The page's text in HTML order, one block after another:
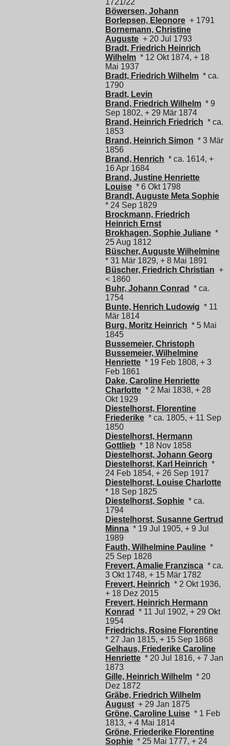
Böwersen, Johann
Borlepsen, Eleonore + 1791
Bornemann, Christine
Auguste + 20 Jul 1793
Bradt, Friedrich Heinrich
Wilhelm * 12 Okt 1874, + 18
Mai 1937
Bradt, Friedrich Wilhelm * ca.
1790
Bradt, Levin
Brand, Friedrich Wilhelm * 9
Sep 1802, + 29 Mär 1874
Brand, Heinrich Friedrich * ca.
1853
Brand, Heinrich Simon * 3 Mär
1856
Brand, Henrich * ca. 1614, +
16 Apr 1684
Brand, Justine Henriette
Louise * 6 Okt 1798
Brandt, Auguste Meta Sophie
* 24 Sep 1829
Brockmann, Friedrich
Heinrich Ernst
Brokhagen, Sophie Juliane *
25 Aug 1812
Büscher, Auguste Wilhelmine
* 31 Mär 1829, + 8 Mai 1891
Büscher, Friedrich Christian +
< 1860
Buhr, Johann Conrad
* ca.
1754
Bunte, Henrich Ludowig * 11
Mär 1814
Burg, Moritz Heinrich * 5 Mai
1845
Bussemeier, Christoph
Bussemeier, Wilhelmine
Henriette * 19 Feb 1808, + 3
Feb 1861
Dake, Caroline Henriette
Charlotte * 2 Mai 1838, + 28
Okt 1929
Diestelhorst, Florentine
Friederike * ca. 1805, + 11 Sep
1850
Diestelhorst, Hermann
Gottlieb * 18 Nov 1858
Diestelhorst, Johann Georg
Diestelhorst, Karl Heinrich *
24 Feb 1854, + 26 Sep 1917
Diestelhorst, Louise Charlotte
* 18 Sep 1825
Diestelhorst, Sophie * ca.
1794
Diestelhorst, Susanne Gertrud
Minna * 19 Jul 1905, + 9 Jul
1989
Fauth, Wilhelmine Pauline *
25 Sep 1828
Frevert, Amalie Franzisca * ca.
3 Okt 1748, + 15 Mär 1782
Frevert, Heinrich * 2 Okt 1936,
+ 18 Dez 2015
Frevert, Heinrich Hermann
Konrad
* 11 Jul 1902, + 29 Okt
1954
Friedrichs, Rosine Florentine
* 27 Jan 1815, + 15 Sep 1868
Gelhaus, Friederike Caroline
Henriette * 20 Jul 1816, + 7 Jan
1873
Gille, Heinrich Wilhelm * 20
Dez 1872
Gräbe, Friedrich Wilhelm
August + 29 Jan 1875
Gröne, Caroline Luise * 1 Feb
1813, + 4 Mai 1814
Gröne, Friederike Florentine
Sophie * 25 Mai 1777, + 24